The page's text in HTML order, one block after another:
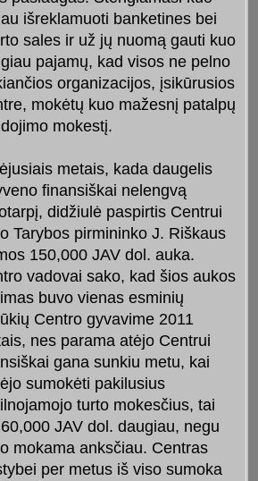
išreklamuoti banketines bei
sales ir už jų nuomą gauti kuo
pajamų, kad visos ne pelno
organizacijos, įsikūrusios
mokėtų kuo mažesnį patalpų
mokestį.
metais, kada daugelis
finansiškai nelengvą
didžiulė paspirtis Centrui
Tarybos pirmininko J. Riškaus
150,000 JAV dol. auka.
vadovai sako, kad šios aukos
buvo vienas esminių
Centro gyvavime 2011
nes parama atėjo Centrui
gana sunkiu metu, kai
sumokėti pakilusius
turto mokesčius, tai
JAV dol. daugiau, negu
mokama anksčiau. Centras
per metus iš viso sumoka